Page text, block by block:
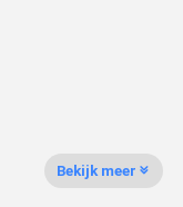
Bekijk meer